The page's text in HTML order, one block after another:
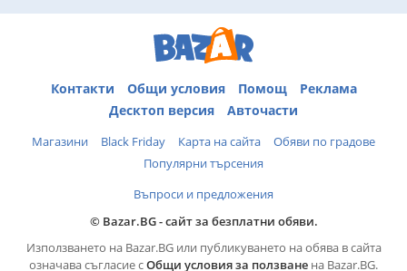
Контакти Общи условия Помощ
Реклама
Десктоп версия
Авточасти
Магазини Black Friday Карта на сайта
Обяви по градове
Популярни търсения
Въпроси и предложения
© Bazar.BG - сайт за безплатни обяви.
Използването на Bazar.BG или публикуването на обява в сайта
означава съгласие сОбщи условия за ползване на Bazar.BG.